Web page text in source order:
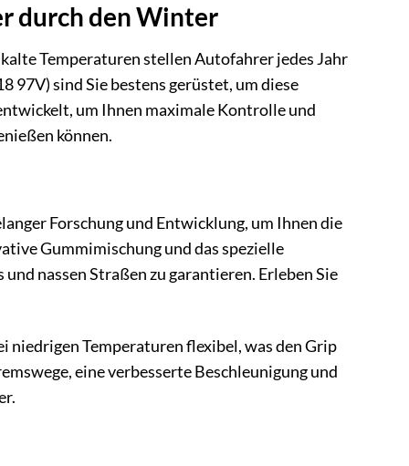
durch den Winter
Temperaturen stellen Autofahrer jedes Jahr
97V) sind Sie bestens gerüstet, um diese
um Ihnen maximale Kontrolle und
können.
Forschung und Entwicklung, um Ihnen die
Gummimischung und das spezielle
nassen Straßen zu garantieren. Erleben Sie
Temperaturen flexibel, was den Grip
eine verbesserte Beschleunigung und